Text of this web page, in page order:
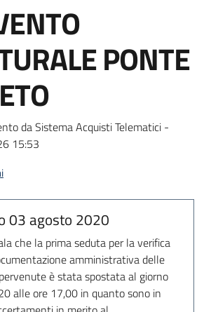
PONTE
da Sistema Acquisti Telematici -
15:53
03 agosto 2020
che la prima seduta per la verifica
amministrativa delle
è stata spostata al giorno
alle ore 17,00 in quanto sono in